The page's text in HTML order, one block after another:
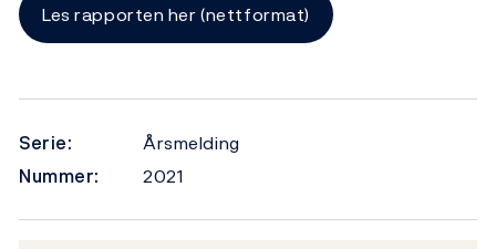
Les rapporten her (nettformat)
Serie:
Årsmelding
Nummer:
2021